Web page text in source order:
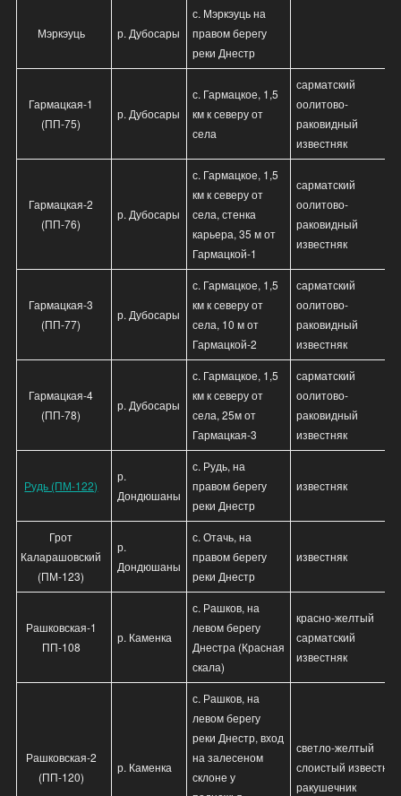
Мэркэуць р. Дубосары
с. Мэркэуць на
правом берегу
реки Днестр
Гармацкая-1
(ПП-75)
р. Дубосары
с. Гармацкое, 1,5
км к северу от
села
сарматский
оолитово-
раковидный
известняк
Гармацкая-2
(ПП-76)
р. Дубосары
с. Гармацкое, 1,5
км к северу от
села, стенка
карьера, 35 м от
Гармацкой-1
сарматский
оолитово-
раковидный
известняк
Гармацкая-3
(ПП-77)
р. Дубосары
с. Гармацкое, 1,5
км к северу от
села, 10 м от
Гармацкой-2
сарматский
оолитово-
раковидный
известняк
Гармацкая-4
(ПП-78)
р. Дубосары
с. Гармацкое, 1,5
км к северу от
села, 25м от
Гармацкая-3
сарматский
оолитово-
раковидный
известняк
Рудь (ПМ-122)
р.
Дондюшаны
с. Рудь, на
правом берегу
реки Днестр
известняк
Грот
Каларашовский
(ПМ-123)
р.
Дондюшаны
с. Отачь, на
правом берегу
реки Днестр
известняк
Рашковская-1
ПП-108
р. Каменка
с. Рашков, на
левом берегу
Днестра (Красная
скала)
красно-желтый
сарматский
известняк
Рашковская-2
(ПП-120)
р. Каменка
с. Рашков, на
левом берегу
реки Днестр, вход
на залесеном
склоне у
светло-желтый
слоистый известняк
ракушечник